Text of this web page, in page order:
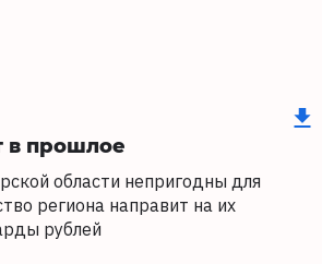
в прошлое
области непригодны для
региона направит на их
рублей